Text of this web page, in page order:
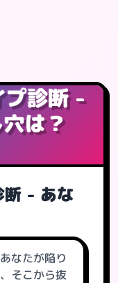
プ診断 -
は？
断 - あな
なたが陥り
そこから抜